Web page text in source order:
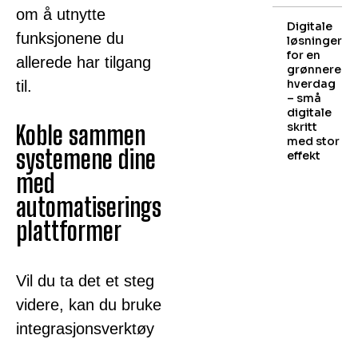
om å utnytte
funksjonene du
allerede har tilgang
til.
Koble sammen
systemene dine
med
automatiserings
plattformer
Vil du ta det et steg
videre, kan du bruke
integrasjonsverktøy
Digitale
løsninger
for en
grønnere
hverdag
– små
digitale
skritt
med stor
effekt